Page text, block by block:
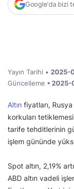
Google'da bizi
Yayın Tarihi • 2025-
Güncelleme • 2025-
Altın fiyatları,
korkuları
tarife tehditlerinin
işlem gününde
Spot altın, 2,19%
ABD altın vadeli